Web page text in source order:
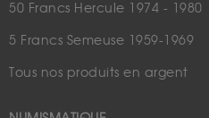
50 Francs Hercule 1974 - 1980
5 Francs Semeuse 1959-1969
Tous nos produits en argent